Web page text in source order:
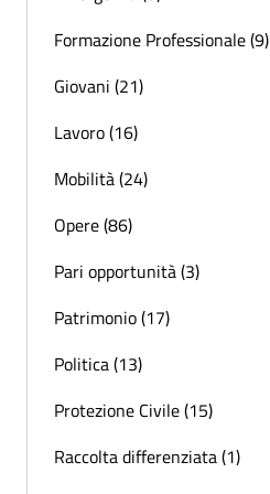
Formazione Professionale (9)
Giovani (21)
Lavoro (16)
Mobilità (24)
Opere (86)
Pari opportunità (3)
Patrimonio (17)
Politica (13)
Protezione Civile (15)
Raccolta differenziata (1)